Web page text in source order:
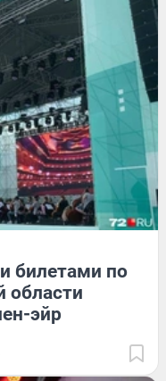
билетами по
области
эйр